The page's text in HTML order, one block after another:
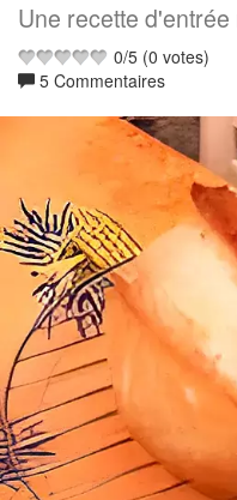
Une recette
0/5 (0 votes)
5 Commentaires